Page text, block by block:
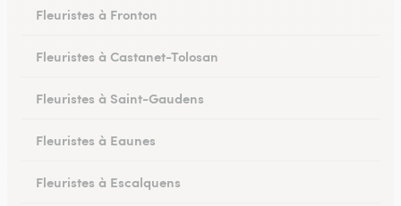
Fleuristes à Fronton
Fleuristes à Castanet-Tolosan
Fleuristes à Saint-Gaudens
Fleuristes à Eaunes
Fleuristes à Escalquens